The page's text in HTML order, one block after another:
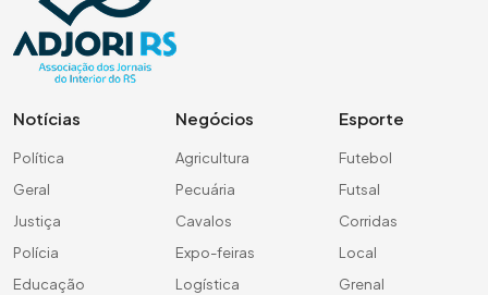
Notícias
Política
Geral
Justiça
Polícia
Educação
Negócios
Agricultura
Pecuária
Cavalos
Expo-feiras
Logística
Esporte
Futebol
Futsal
Corridas
Local
Grenal